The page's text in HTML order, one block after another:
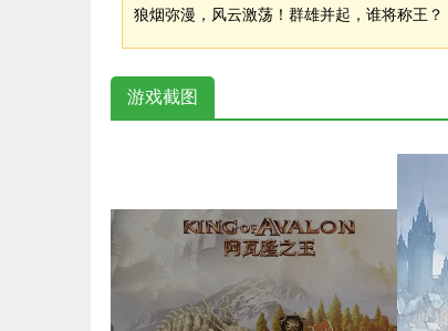
狼烟弥漫，风云激荡!群雄并起，谁将称王?
狼烟弥漫，风云激荡！群雄并起，谁将称王？
游戏截图